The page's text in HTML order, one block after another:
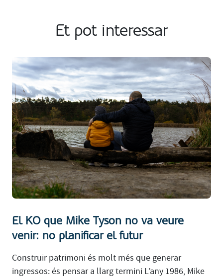
Et pot interessar
El KO que Mike Tyson no va veure
venir: no planificar el futur
Construir patrimoni és molt més que generar
ingressos: és pensar a llarg termini L’any 1986, Mike